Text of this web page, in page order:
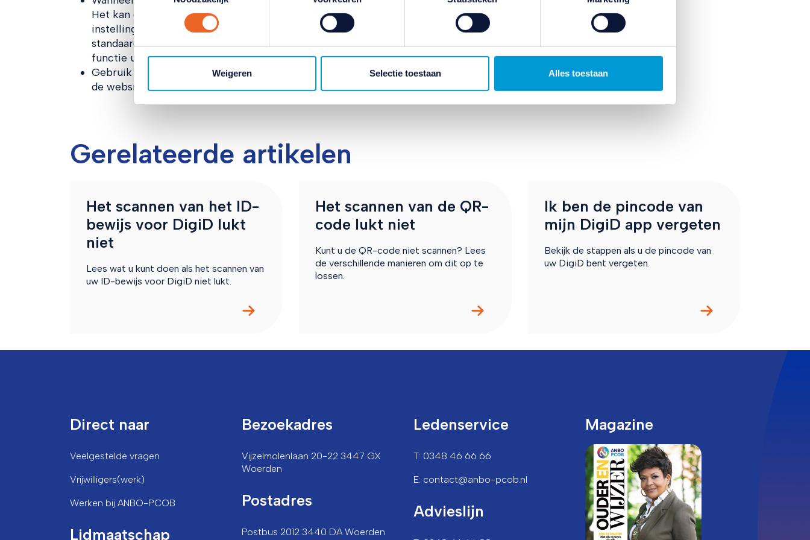
Lees hierover meer in ons
en cookiebeleid
Weigeren Selectie toestaan Alles toestaan
Het kan gebeuren dat u gevraagd wordt de koppelcode in te voeren. Dit komt door de
instellingen van uw browser. Uw browser staat dan ingesteld als desktopsite. De iPad staat
standaard als desktopsite ingesteld. Ga naar de instellingen van uw browser en schakel deze
functie uit.
Gebruik niet de link van een dienstaanbieder uit de e-mail. Open de internetbrowser en ga naar
de website van de dienstaanbieder. Log daar in met uw DigiD.
Gerelateerde artikelen
Het scannen van het ID-
bewijs voor DigiD lukt
niet
Lees wat u kunt doen als het scannen van
uw ID-bewijs voor DigiD niet lukt.
Het scannen van de QR-
code lukt niet
Kunt u de QR-code niet scannen? Lees
de verschillende manieren om dit op te
lossen.
Ik ben de pincode van
mijn DigiD app vergeten
Bekijk de stappen als u de pincode van
uw DigiD bent vergeten.
Direct naar
Veelgestelde vragen
Vrijwilligers(werk)
Werken bij ANBO-PCOB
Lidmaatschap
Bezoekadres
Vijzelmolenlaan 20-22 3447 GX
Woerden
Postadres
Postbus 2012 3440 DA Woerden
Ledenservice
T: 0348 46 66 66
E: contact@anbo-pcob.nl
Advieslijn
Magazine